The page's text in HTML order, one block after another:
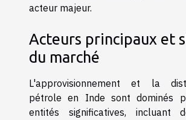
acteur majeur.
Acteurs principaux et
du marché
L'approvisionnement et la
pétrole en Inde sont dominés
entités significatives, incluant